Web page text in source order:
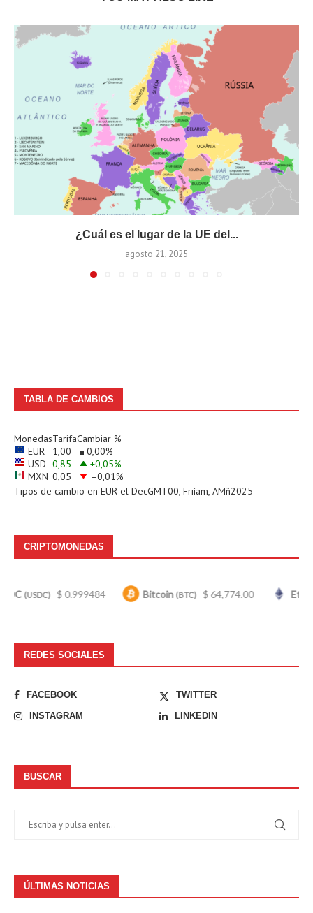
¿Cuál es el lugar de la UE del...
agosto 21, 2025
TABLA DE CAMBIOS
MonedasTarifaCambiar %
EUR
1,00 0,00%
USD 0,85 +0,05%
MXN 0,05 –0,01%
Tipos de cambio en EUR el DecGMT00, Friíam, AMñ2025
CRIPTOMONEDAS
$ 0.999484 Bitcoin(BTC) $ 64,774.00 Ethereum
REDES SOCIALES
FACEBOOK
TWITTER
INSTAGRAM
LINKEDIN
BUSCAR
ÚLTIMAS NOTICIAS